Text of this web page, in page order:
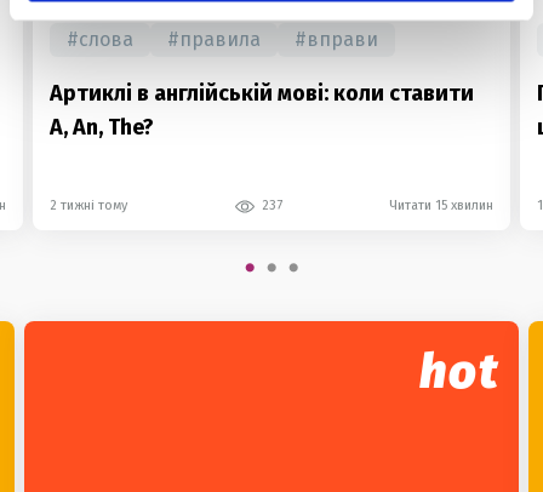
#слова #правила #вправи
Артиклі в англійській мові: коли ставити
A, An, The?
2 тижні тому 237 Читати 15 хвилин
hot